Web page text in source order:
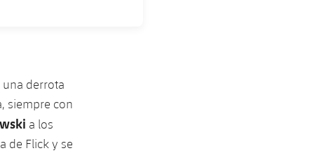
derrota
siempre con
a los
de Flick y se